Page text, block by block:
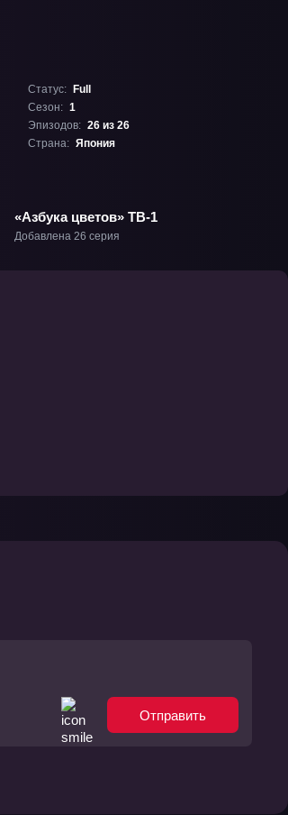
Статус:
Full
Сезон: 1
Эпизодов: 26 из 26
Страна: Япония
«Азбука цветов» ТВ-1
Добавлена 26 серия
Отправить